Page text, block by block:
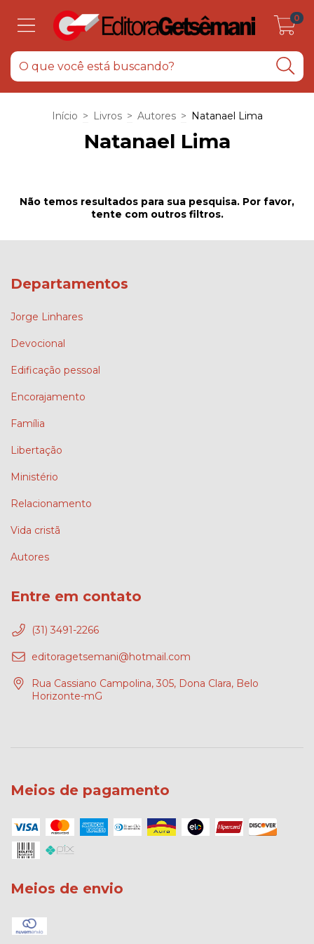
0
Início > Livros > Autores > Natanael Lima
Natanael Lima
Não temos resultados para sua pesquisa. Por favor,
tente com outros filtros.
Departamentos
Jorge Linhares
Devocional
Edificação pessoal
Encorajamento
Família
Libertação
Ministério
Relacionamento
Vida cristã
Autores
Entre em contato
(31) 3491-2266
editoragetsemani@hotmail.com
Rua Cassiano Campolina, 305, Dona Clara, Belo
Horizonte-mG
Meios de pagamento
Meios de envio